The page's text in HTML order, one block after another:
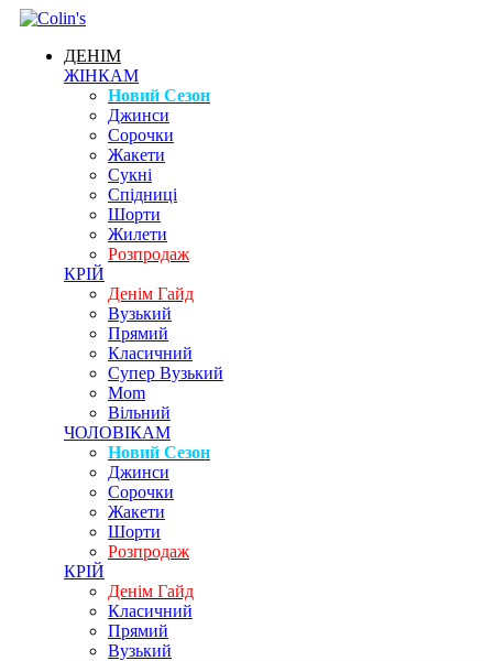
ДЕНІМ
ЖІНКАМ
Новий Сезон
Джинси
Сорочки
Жакети
Сукні
Спідниці
Шорти
Жилети
Розпродаж
КРІЙ
Денім Гайд
Вузький
Прямий
Класичний
Супер Вузький
Mom
Вільний
ЧОЛОВІКАМ
Новий Сезон
Джинси
Сорочки
Жакети
Шорти
Розпродаж
КРІЙ
Денім Гайд
Класичний
Прямий
Вузький